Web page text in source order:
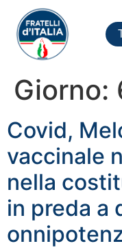
Giorno:
Covid,
vaccinale
nella
in preda a